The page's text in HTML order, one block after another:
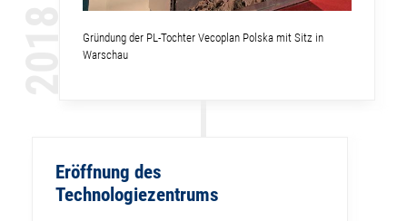
Gründung der PL-Tochter Vecoplan Polska mit Sitz in
Warschau
Eröffnung des
Technologiezentrums